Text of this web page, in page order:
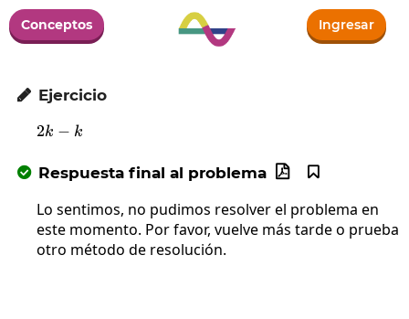
Conceptos Ingresar
 Ejercicio
2k-k
2k − k
 Respuesta final al problema 

Lo sentimos, no pudimos resolver el problema en
este momento. Por favor, vuelve más tarde o prueba
otro método de resolución.